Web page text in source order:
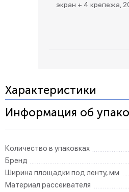
экран + 4 крепежа,
Характеристики
Информация об
Количество в упаковках
Бренд
Ширина площадки под ленту, мм
Материал рассеивателя